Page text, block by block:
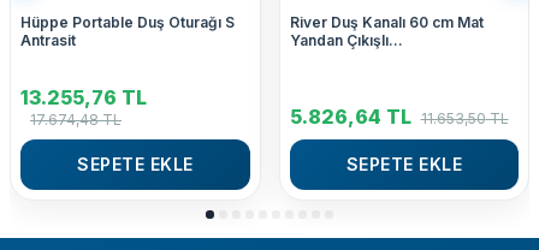
Hüppe Portable Duş Oturağı S
Antrasit
13.255,76 TL
17.674,48TL
SEPETE EKLE
River Duş Kanalı 60 cm Mat
Yandan Çıkışlı
5.826,64 TL 11.653,50TL
SEPETE EKLE